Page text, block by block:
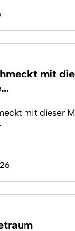
mit
mit dieser